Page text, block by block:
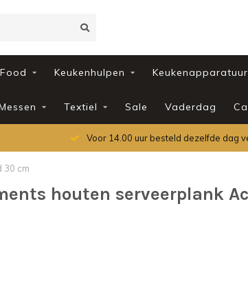
Food Keukenhulpen Keukenapparatuur
Textiel Sale Vaderdag
Voor 14.00 uur besteld dezelfde dag
30 cm
houten serveerplank